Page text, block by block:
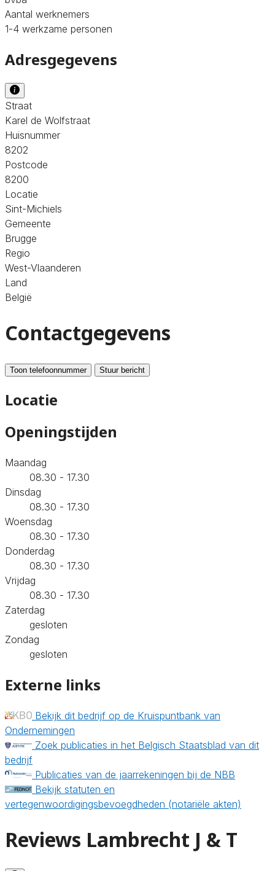
Aantal werknemers
1-4 werkzame personen
Adresgegevens
Straat
Karel de Wolfstraat
Huisnummer
8202
Postcode
8200
Locatie
Sint-Michiels
Gemeente
Brugge
Regio
West-Vlaanderen
Land
België
Contactgegevens
Toon telefoonnummer Stuur bericht
Locatie
Openingstijden
Maandag
08.30 - 17.30
Dinsdag
08.30 - 17.30
Woensdag
08.30 - 17.30
Donderdag
08.30 - 17.30
Vrijdag
08.30 - 17.30
Zaterdag
gesloten
Zondag
gesloten
Externe links
Bekijk dit bedrijf op de Kruispuntbank van
Ondernemingen
Zoek publicaties in het Belgisch Staatsblad van dit
bedrijf
Publicaties van de jaarrekeningen bij de NBB
Bekijk statuten en
vertegenwoordigingsbevoegdheden (notariële akten)
Reviews Lambrecht J & T